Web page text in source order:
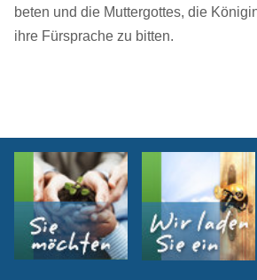
beten und die Muttergottes, die
ihre Fürsprache zu bitten.